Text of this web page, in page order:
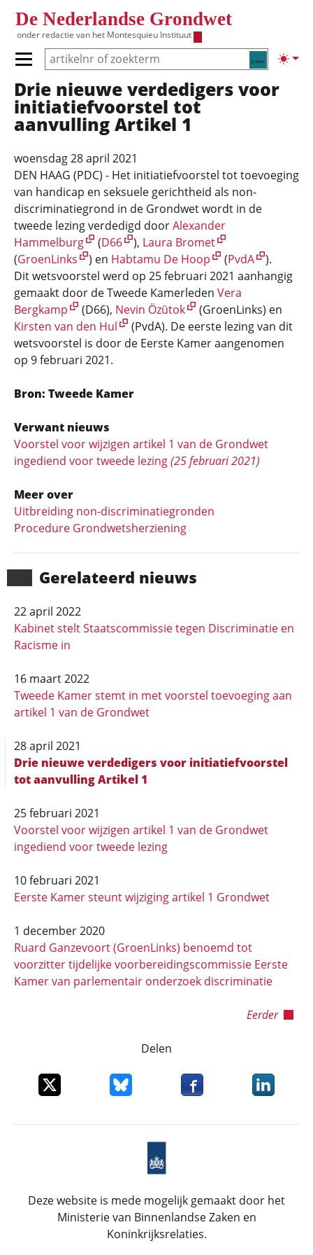
De Nederlandse Grondwet
onder redactie van het Montesquieu Instituut
Zoeken
Primair menu tonen/verbergen
Hoofdnavigatie
Gerela­teerd nieuws
22 april 2022
Kabinet stelt Staatscommissie tegen Discriminatie en
Racisme in
16 maart 2022
Tweede Kamer stemt in met voorstel toevoeging aan
artikel 1 van de Grondwet
28 april 2021
Drie nieuwe verdedigers voor initiatiefvoorstel
tot aanvulling Artikel 1
25 februari 2021
Voorstel voor wijzigen artikel 1 van de Grondwet
ingediend voor tweede lezing
10 februari 2021
Eerste Kamer steunt wijziging artikel 1 Grondwet
1 december 2020
Ruard Ganzevoort (GroenLinks) benoemd tot
voorzitter tijdelijke voorbereidingscommissie Eerste
Kamer van parlementair onderzoek discriminatie
Eerder
Drie nieuwe verdedigers voor
initiatiefvoorstel tot
aanvulling Artikel 1
woensdag 28 april 2021
DEN HAAG (PDC) - Het initiatiefvoorstel tot toevoeging
van handicap en seksuele gerichtheid als non-
discriminatiegrond in de Grondwet wordt in de
tweede lezing verdedigd doorAlexander
Hammelburg
(D66 ), Laura Bromet
(GroenLinks ) en Habtamu De Hoop (PvdA
).
Dit wetsvoorstel werd op 25 februari 2021 aanhangig
gemaakt door de Tweede Kamerleden Vera
Bergkamp
(D66), Nevin Özütok
(GroenLinks) en
Kirsten van den Hul
(PvdA). De eerste lezing van dit
wetsvoorstel is door de Eerste Kamer aangenomen
op 9 februari 2021.
Bron: Tweede Kamer
Verwant nieuws
Voorstel voor wijzigen artikel 1 van de Grondwet
ingediend voor tweede lezing(25 februari 2021)
Meer over
Uitbreiding non-discriminatiegronden
Procedure Grondwetsherziening
Delen
Deel dit item op XDeel dit item op Bluesky
Deel dit item opDeel dit
Deze website is mede mogelijk gemaakt door het
Ministerie van Binnenlandse Zaken en
Koninkrijksrelaties.